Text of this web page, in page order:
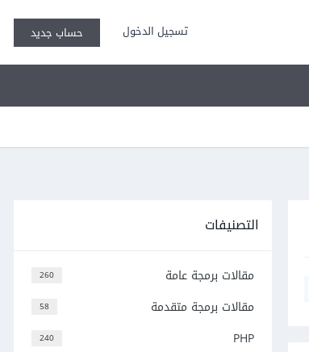
تسجيل الدخول حساب جديد
التصنيفات
260 مقالات برمجة عامة
58 مقالات برمجة متقدمة
240 PHP